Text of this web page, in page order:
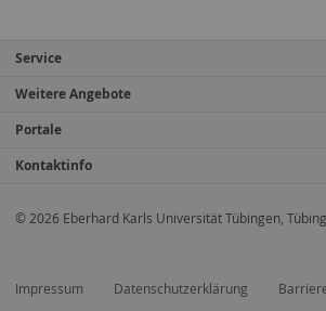
Service
Weitere Angebote
Portale
Kontaktinfo
© 2026 Eberhard Karls Universität Tübingen,
Impressum Datenschutzerklärung